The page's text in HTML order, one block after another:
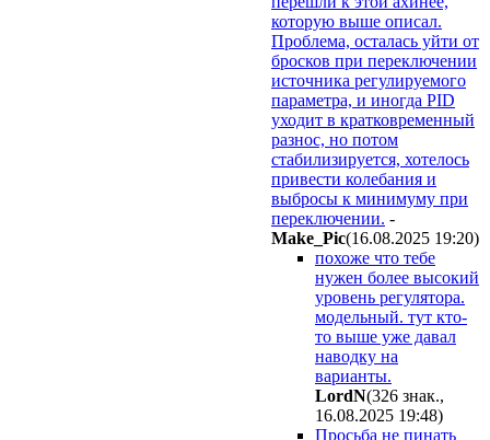
которую выше описал.
Проблема, осталась уйти от
бросков при переключении
источника регулируемого
параметра, и иногда PID
уходит в кратковременный
разнос, но потом
стабилизируется, хотелось
привести колебания и
выбросы к минимуму при
переключении. -
Make_Pic(16.08.2025 19:20)
похоже что тебе
нужен более высокий
уровень регулятора.
модельный. тут кто-
то выше уже давал
наводку на
варианты.
LordN(326 знак.,
16.08.2025 19:48)
Просьба не пинать